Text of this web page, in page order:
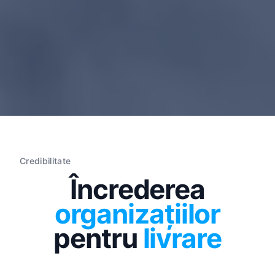
Credibilitate
Încrederea
organizațiilor
pentru livrare